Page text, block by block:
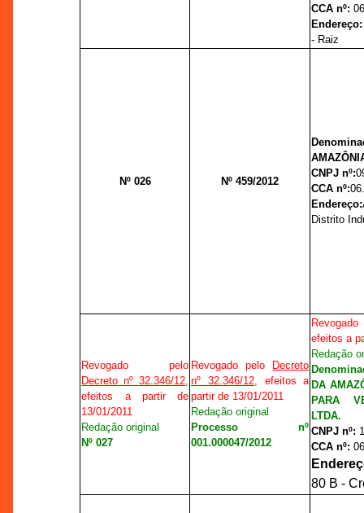
CCA nº:
- Raiz
Nº 026 Nº 459/2012
CNPJ nº:
CCA nº:
Endereço:
Distrito
Revogado pelo
Decreto nº 32.346/12,
efeitos a partir de
13/01/2011
Redação original
Nº 027
Revogado pelo
Decreto
nº 32.346/12, efeitos a
partir de 13/01/2011
Redação original
Processo nº
001.000047/2012
efeitos a
Redação
DA
PARA
LTDA.
CNPJ nº:
CCA nº:
80 B -